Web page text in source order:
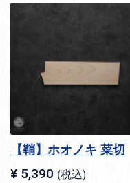
【鞘】ホオノキ 菜切
¥ 5,390 税込